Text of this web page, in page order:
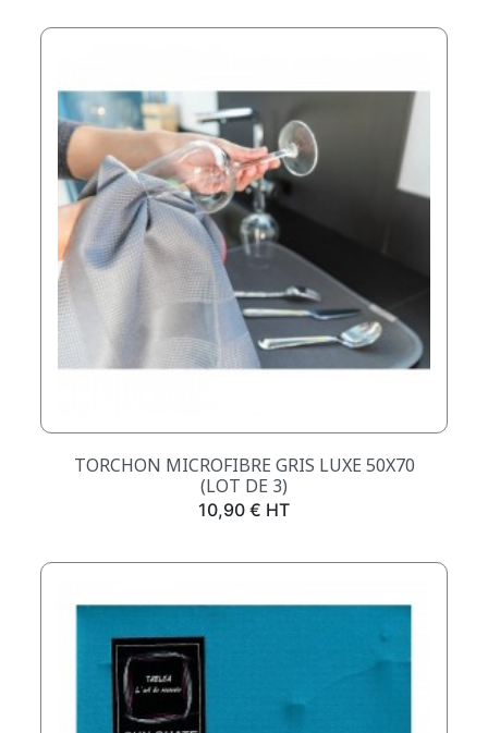
TORCHON MICROFIBRE GRIS LUXE 50X70
(LOT DE 3)
Prix
10,90 € HT